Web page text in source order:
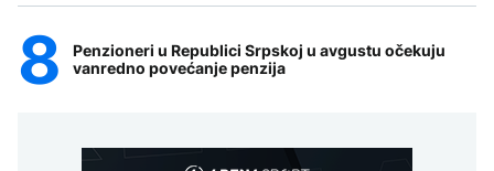
Penzioneri u Republici Srpskoj u avgustu očekuju
vanredno povećanje penzija